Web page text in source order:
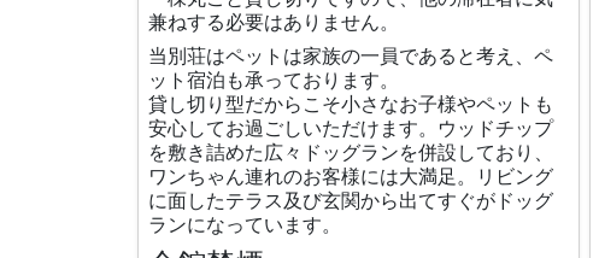
兼ねする必要はありません。
当別荘はペットは家族の一員であると考え、ペ
ット宿泊も承っております。
貸し切り型だからこそ小さなお子様やペットも
安心してお過ごしいただけます。ウッドチップ
を敷き詰めた広々ドッグランを併設しており、
ワンちゃん連れのお客様には大満足。リビング
に面したテラス及び玄関から出てすぐがドッグ
ランになっています。